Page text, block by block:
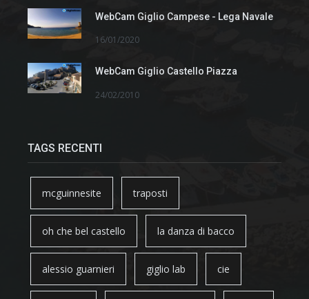
WebCam Giglio Campese - Lega Navale
16/01/2020
WebCam Giglio Castello Piazza
24/02/2010
TAGS RECENTI
mcguinnesite traposti
oh che bel castello la danza di bacco
alessio guarnieri giglio lab cie